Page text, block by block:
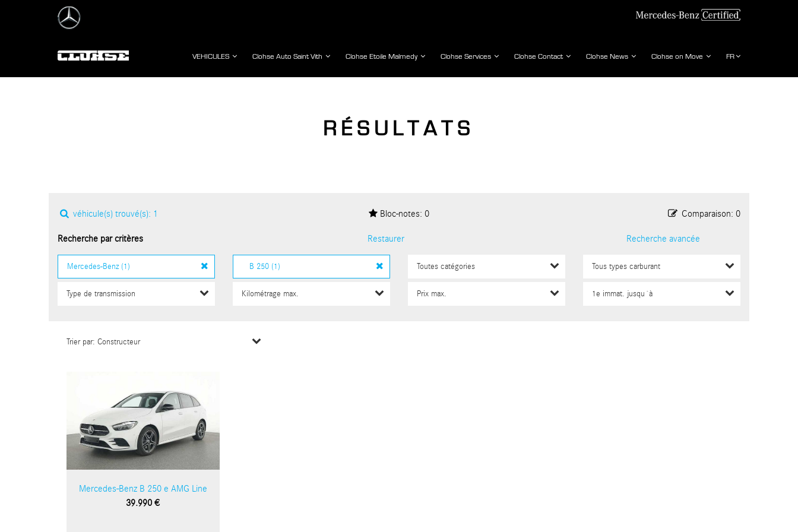
VEHICULES Clohse Auto Saint Vith Clohse Etoile Malmedy Clohse Services Clohse Contact Clohse News Clohse on Move FR
RÉSULTATS
véhicule(s) trouvé(s): 1 Bloc-notes: 0 Comparaison: 0
Recherche par critères Restaurer Recherche avancée
Mercedes-Benz B 250 e AMG Line
39.990 €